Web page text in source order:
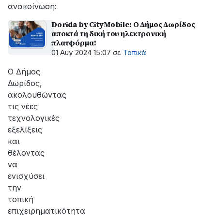
ανακοίνωση:
Dorida by CityMobile: Ο Δήμος Δωρίδος
αποκτά τη δική του ηλεκτρονική
πλατφόρμα!
01 Αυγ 2024 15:07 σε Τοπικά
Ο Δήμος
Δωρίδος,
ακολουθώντας
τις νέες
τεχνολογικές
εξελίξεις
και
θέλοντας
να
ενισχύσει
την
τοπική
επιχειρηματικότητα